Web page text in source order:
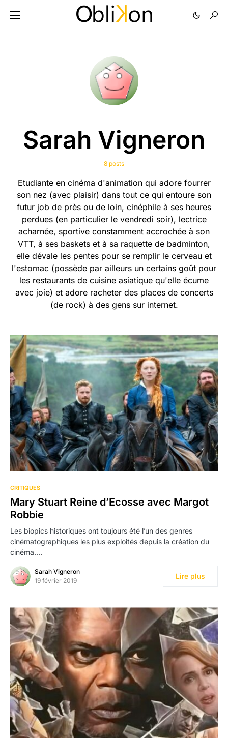
Sarah Vigneron
8 posts
Etudiante en cinéma d'animation qui adore fourrer
son nez (avec plaisir) dans tout ce qui entoure son
futur job de près ou de loin, cinéphile à ses heures
perdues (en particulier le vendredi soir), lectrice
acharnée, sportive constamment accrochée à son
VTT, à ses baskets et à sa raquette de badminton,
elle dévale les pentes pour se remplir le cerveau et
l'estomac (possède par ailleurs un certains goût pour
les restaurants de cuisine asiatique qu'elle écume
avec joie) et adore racheter des places de concerts
(de rock) à des gens sur internet.
CRITIQUES
Mary Stuart Reine d’Ecosse avec Margot
Robbie
Les biopics historiques ont toujours été l’un des genres
cinématographiques les plus exploités depuis la création du
cinéma.…
Sarah Vigneron
19 février 2019
Lire plus